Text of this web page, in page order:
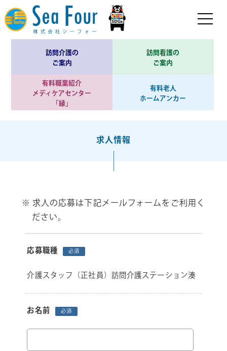
訪問介護の
ご案内
訪問看護の
ご案内
有料職業紹介
メディケアセンター
「縁」
有料老人
ホームアンカー
求人情報
求人の応募は下記メールフォームをご利用く
ださい。
応募職種 必須
介護スタッフ（正社員）訪問介護ステーション湊
お名前 必須